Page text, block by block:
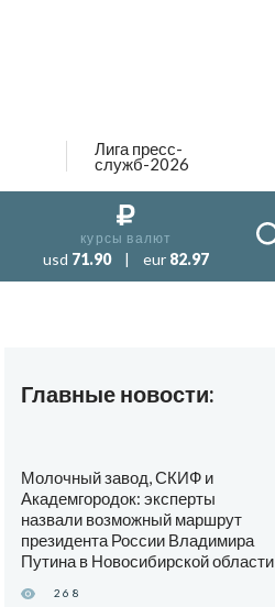
Лига пресс-
служб-2026
курсы валют
usd 71.90 | eur 82.97
Главные новости:
Молочный завод, СКИФ и
Академгородок: эксперты
назвали возможный маршрут
президента России Владимира
Путина в Новосибирской области
268